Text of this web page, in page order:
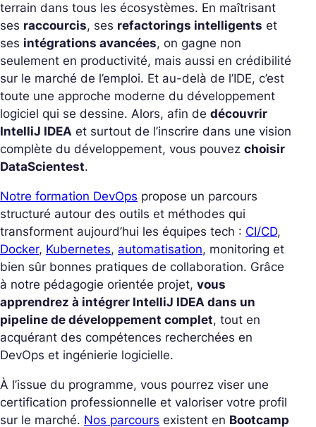
terrain dans tous les écosystèmes. En maîtrisant
ses raccourcis, ses refactorings intelligents et
ses intégrations avancées, on gagne non
seulement en productivité, mais aussi en crédibilité
sur le marché de l’emploi. Et au-delà de l’IDE, c’est
toute une approche moderne du développement
logiciel qui se dessine. Alors, afin de découvrir
IntelliJ IDEA et surtout de l’inscrire dans une vision
complète du développement, vous pouvez choisir
DataScientest.
Notre formation DevOps propose un parcours
structuré autour des outils et méthodes qui
transforment aujourd’hui les équipes tech : CI/CD,
Docker, Kubernetes, automatisation, monitoring et
bien sûr bonnes pratiques de collaboration. Grâce
à notre pédagogie orientée projet, vous
apprendrez à intégrer IntelliJ IDEA dans un
pipeline de développement complet, tout en
acquérant des compétences recherchées en
DevOps et ingénierie logicielle.
À l’issue du programme, vous pourrez viser une
certification professionnelle et valoriser votre profil
sur le marché. Nos parcours existent en Bootcamp